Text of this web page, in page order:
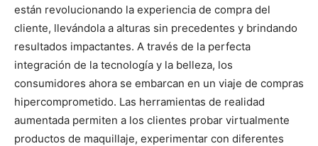
están revolucionando la experiencia de compra del
cliente, llevándola a alturas sin precedentes y brindando
resultados impactantes. A través de la perfecta
integración de la tecnología y la belleza, los
consumidores ahora se embarcan en un viaje de compras
hipercomprometido. Las herramientas de realidad
aumentada permiten a los clientes probar virtualmente
productos de maquillaje, experimentar con diferentes